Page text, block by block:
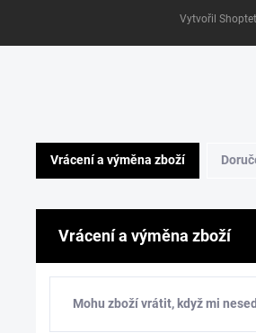
Vytvořil Shoptet
Vrácení a výměna zboží
Vrácení a výměna zboží
Mohu zboží vrátit, když mi